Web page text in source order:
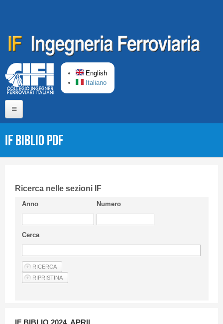
English
Italiano
Short presentation CIFI
Guideline
Privacy & Policy
Articles
IF Biblio PDF
Ricerca nelle sezioni IF
Anno Numero
Cerca
IF BIBLIO 2024, APRIL